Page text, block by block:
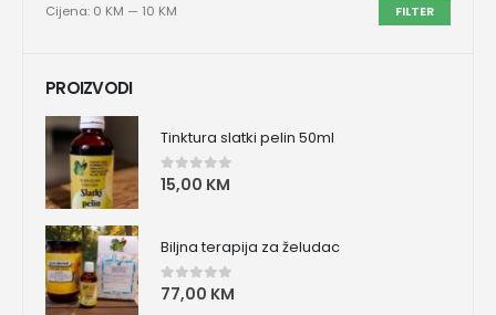
FILTER
Cijena: 0 KM — 10 KM
PROIZVODI
Tinktura slatki pelin 50ml
0od 5
15,00 KM
Biljna terapija za želudac
0od 5
77,00 KM